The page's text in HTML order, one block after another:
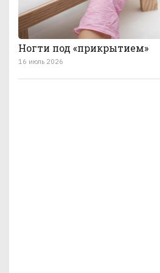
Ногти под «прикрытием»
16 июль 2026